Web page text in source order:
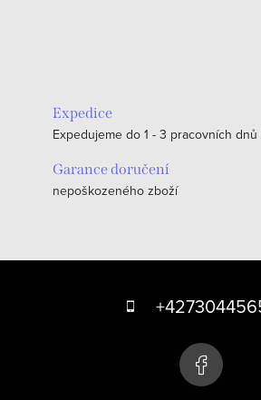
Expedice
Expedujeme do 1 - 3 pracovních
Garance doručení
nepoškozeného zboží